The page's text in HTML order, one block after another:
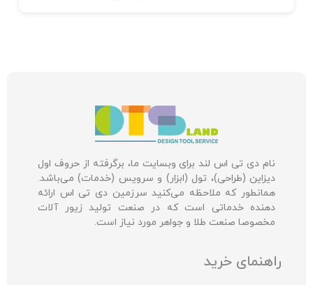
نام دی تی اس لند برای وبسایت ما، برگرفته از حروف اول
دیزاین (طراحی)، تول (ابزار) و سرویس (خدمات) می‌باشد.
همانطور که ملاحظه می‌کنید سرزمین دی تی اس ارائه
دهنده خدماتی است که در صنعت تولید زیور آلات
مخصوصا صنعت طلا و جواهر مورد نیاز است.
راهنمای خرید